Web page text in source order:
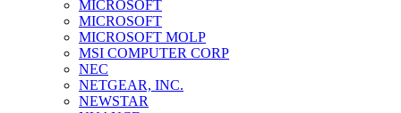
MICROSOFT
MICROSOFT
MICROSOFT MOLP
MSI COMPUTER CORP
NEC
NETGEAR, INC.
NEWSTAR